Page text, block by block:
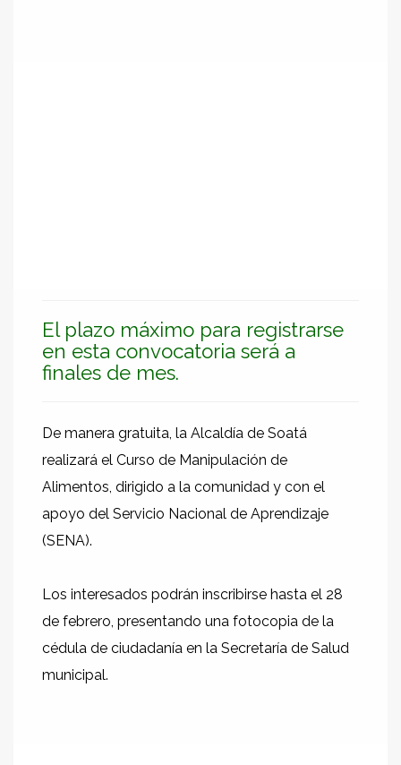
El plazo máximo para registrarse
en esta convocatoria será a
finales de mes.
De manera gratuita, la Alcaldía de Soatá
realizará el Curso de Manipulación de
Alimentos, dirigido a la comunidad y con el
apoyo del Servicio Nacional de Aprendizaje
(SENA).
Los interesados podrán inscribirse hasta el 28
de febrero, presentando una fotocopia de la
cédula de ciudadanía en la Secretaría de Salud
municipal.